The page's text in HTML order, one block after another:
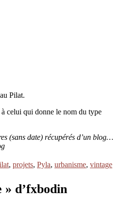
Pilat.
celui qui donne le nom du type
(sans date) récupérés d’un blog…
, projets, Pyla, urbanisme, vintage
» d’fxbodin